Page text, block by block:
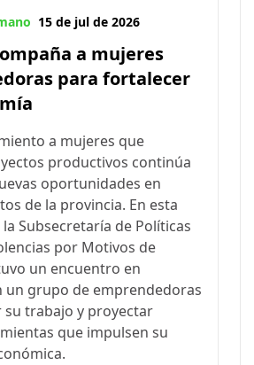
a mujeres
para fortalecer
15 de jul de 2026
a mujeres que
productivos continúa
oportunidades en
de la provincia. En esta
Subsecretaría de Políticas
por Motivos de
un encuentro en
un grupo de emprendedoras
trabajo y proyectar
que impulsen su